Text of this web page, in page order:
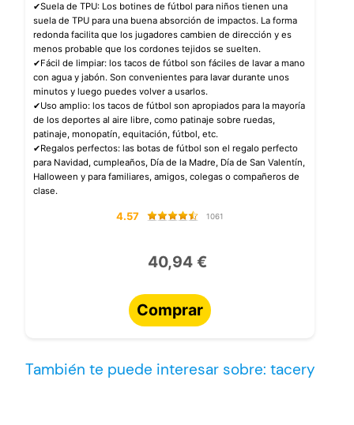
✔Suela de TPU: Los botines de fútbol para niños tienen una
suela de TPU para una buena absorción de impactos. La forma
redonda facilita que los jugadores cambien de dirección y es
menos probable que los cordones tejidos se suelten.
✔Fácil de limpiar: los tacos de fútbol son fáciles de lavar a mano
con agua y jabón. Son convenientes para lavar durante unos
minutos y luego puedes volver a usarlos.
✔Uso amplio: los tacos de fútbol son apropiados para la mayoría
de los deportes al aire libre, como patinaje sobre ruedas,
patinaje, monopatín, equitación, fútbol, etc.
✔Regalos perfectos: las botas de fútbol son el regalo perfecto
para Navidad, cumpleaños, Día de la Madre, Día de San Valentín,
Halloween y para familiares, amigos, colegas o compañeros de
clase.
4.57 1061
40,94 €
Comprar
También te puede interesar sobre: tacery